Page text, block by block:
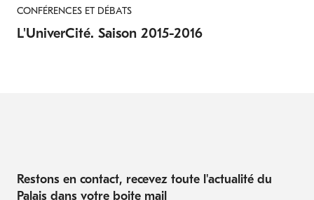
CONFÉRENCES ET DÉBATS
L'UniverCité. Saison 2015-2016
Restons en contact, recevez toute l'actualité du
Palais dans votre boite mail